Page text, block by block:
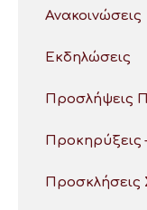
Ανακοινώσεις
Εκδηλώσεις
Προσλήψεις
Προκηρύξεις